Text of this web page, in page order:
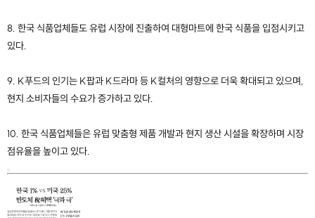
8. 한국 식품업체들도 유럽 시장에 진출하여 대형마트에 한국 식품을 입점시키고
있다.
9. K푸드의 인기는 K팝과 K드라마 등 K컬처의 영향으로 더욱 확대되고 있으며,
현지 소비자들의 수요가 증가하고 있다.
10. 한국 식품업체들은 유럽 맞춤형 제품 개발과 현지 생산 시설을 확장하며 시장
점유율을 높이고 있다.